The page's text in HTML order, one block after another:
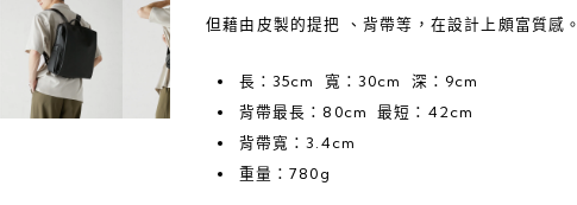
但藉由皮製的提把 、背帶等，在設計上頗富質感。
長：35cm 寬：30cm 深：9cm
背帶最長：80cm 最短：42cm
背帶寬：3.4cm
重量：780g